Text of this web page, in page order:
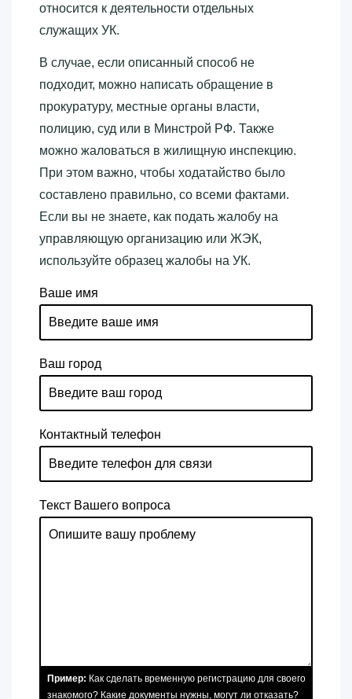
относится к деятельности отдельных
служащих УК.
В случае, если описанный способ не
подходит, можно написать обращение в
прокуратуру, местные органы власти,
полицию, суд или в Минстрой РФ. Также
можно жаловаться в жилищную инспекцию.
При этом важно, чтобы ходатайство было
составлено правильно, со всеми фактами.
Если вы не знаете, как подать жалобу на
управляющую организацию или ЖЭК,
используйте образец жалобы на УК.
Ваше имя
Ваш город
Контактный телефон
Текст Вашего вопроса
Пример: Как сделать временную регистрацию для своего
знакомого? Какие документы нужны, могут ли отказать?